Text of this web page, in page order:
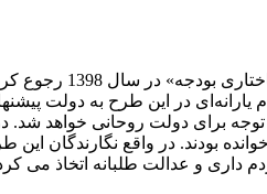
در این طرح به دولت
برای دولت روحانی خواهد
خوانده بودند. در واقع
داری و عدالت طلبانه اتخاذ می